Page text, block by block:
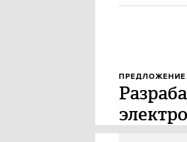
ПРЕДЛОЖЕНИЕ